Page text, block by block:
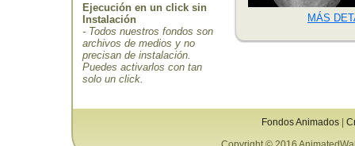
Ejecución en un click sin
Instalación
- Todos nuestros fondos son
archivos de medios y no
precisan de instalación.
Puedes activarlos con tan
solo un click.
MÁS
Fondos Animados |